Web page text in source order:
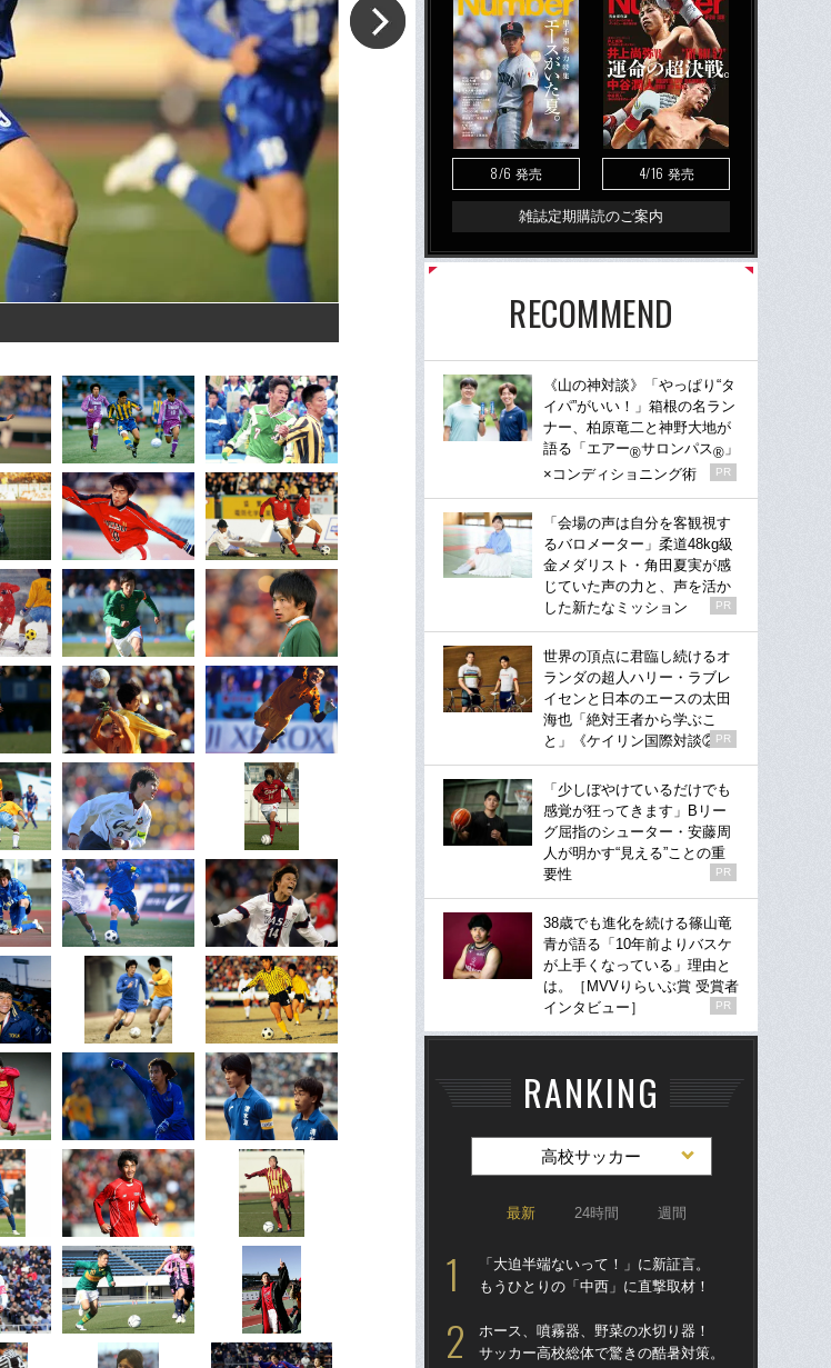
8/6 発売 4/16 発売
雑誌定期購読のご案内
RECOMMEND
《山の神対談》「やっぱり“タ
イパ”がいい！」箱根の名ラン
ナー、柏原竜二と神野大地が
語る「エアー®サロンパス® 」
×コンディショニング術
PR
「会場の声は自分を客観視す
るバロメーター」柔道48kg級
金メダリスト・角田夏実が感
じていた声の力と、声を活か
した新たなミッション
PR
世界の頂点に君臨し続けるオ
ランダの超人ハリー・ラブレ
イセンと日本のエースの太田
海也「絶対王者から学ぶこ
と」《ケイリン国際対談②》
PR
「少しぼやけているだけでも
感覚が狂ってきます」Bリー
グ屈指のシューター・安藤周
人が明かす“見える”ことの重
要性
PR
38歳でも進化を続ける篠山竜
青が語る「10年前よりバスケ
が上手くなっている」理由と
は。［MVVりらいぶ賞 受賞者
インタビュー］
PR
RANKING
高校サッカー
最新 24時間 週間
「大迫半端ないって！」に新証言。
もうひとりの「中西」に直撃取材！
ホース、噴霧器、野菜の水切り器！
サッカー高校総体で驚きの酷暑対策。